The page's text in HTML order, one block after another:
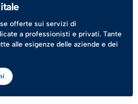
offerte sui servizi di
a professionisti e privati. Tante
alle esigenze delle aziende e dei